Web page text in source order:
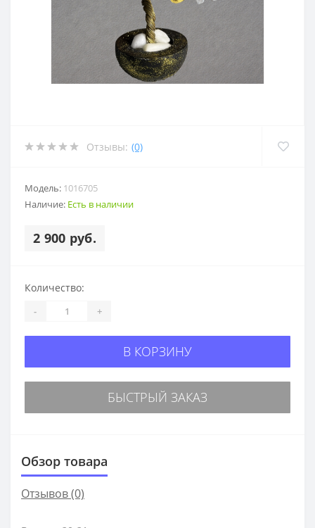
Отзывы: (0)
Модель: 1016705
Наличие: Есть в наличии
2 900 руб.
Количество:
- +
В КОРЗИНУ
БЫСТРЫЙ ЗАКАЗ
Обзор товара
Отзывов (0)